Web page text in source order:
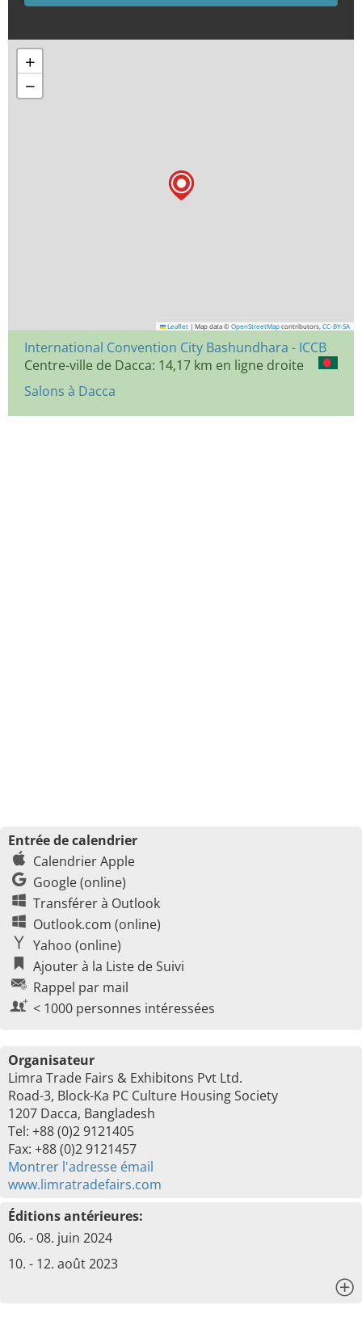
+
−
Leaflet | Map data © OpenStreetMap contributors, CC-BY-SA
International Convention City Bashundhara - ICCB
Centre-ville de Dacca: 14,17 km en ligne droite
Salons à Dacca
Entrée de calendrier
Calendrier Apple
Google (online)
Transférer à Outlook
Outlook.com (online)
Yahoo (online)
Ajouter à la Liste de Suivi
Rappel par mail
< 1000 personnes intéressées
Organisateur
Limra Trade Fairs & Exhibitons Pvt Ltd.
Road-3, Block-Ka PC Culture Housing Society
1207 Dacca, Bangladesh
Tel: +88 (0)2 9121405
Fax: +88 (0)2 9121457
Montrer l'adresse émail
www.limratradefairs.com
Éditions antérieures:
06. - 08. juin 2024
10. - 12. août 2023